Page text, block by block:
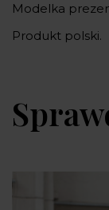
Modelka
Produkt polski.